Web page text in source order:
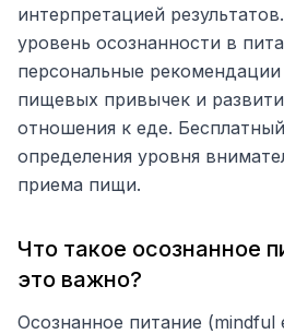
интерпретацией
уровень осознанности в
персональные
пищевых привычек и
отношения к еде.
определения уровня
приема пищи.
Что такое осознанное
это важно?
Осознанное питание (mindful